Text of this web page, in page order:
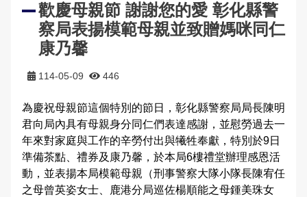
副局長簡介
歷任局長介紹
組織架構
業務職掌
所屬分局
所屬直屬隊
聯絡方式
優良榮耀
警察故事館
本館介紹及沿革
交通資訊
參訪須知
本局參訪須知
大事記
樓層環景導覽
活動訊息
人事公告
性侵高再犯公告
安全及衛生防護執行成果
公開徵信專區
RSS訊息中心
申辦資訊
線上申辦
常見問題
相關法規
統計資訊
警政統計
應用統計分析專區
性別統計專區
雙語詞彙
性別主流化專區
相關連結
犯罪預防專區
犯罪預防
反詐騙專區
交通安全專區
彰化縣即時路況資訊服務網
測速照相地點
本縣易肇事路段
違規拖吊查詢
防空避難專區
婦幼專區
婦幼安全警示地點
高再犯危險之性侵害加害人人數公告專區
防制人口販運宣導專區
警政APP下載
民意廣場
局長信箱
交通違規
警民交流留言板
影音出版品
活動相簿
影音多媒體
Youtube頻道
政府資訊公開
個人資料保護相關資料
偵查不公開專區
維護管理機制資訊專區
網站導覽
雙語詞彙
本局信箱
歡慶母親節 謝謝您的愛 彰化縣警
察局表揚模範母親並致贈媽咪同仁
康乃馨
114-05-09 446
為慶祝母親節這個特別的節日，彰化縣警察局局長陳明
君向局內具有母親身分同仁們表達感謝，並慰勞過去一
年來對家庭與工作的辛勞付出與犧牲奉獻，特別於9日
準備茶點、禮券及康乃馨，於本局6樓禮堂辦理感恩活
動，並表揚本局模範母親（刑事警察大隊小隊長陳宥任
之母曾英姿女士、鹿港分局巡佐楊順能之母鍾美珠女